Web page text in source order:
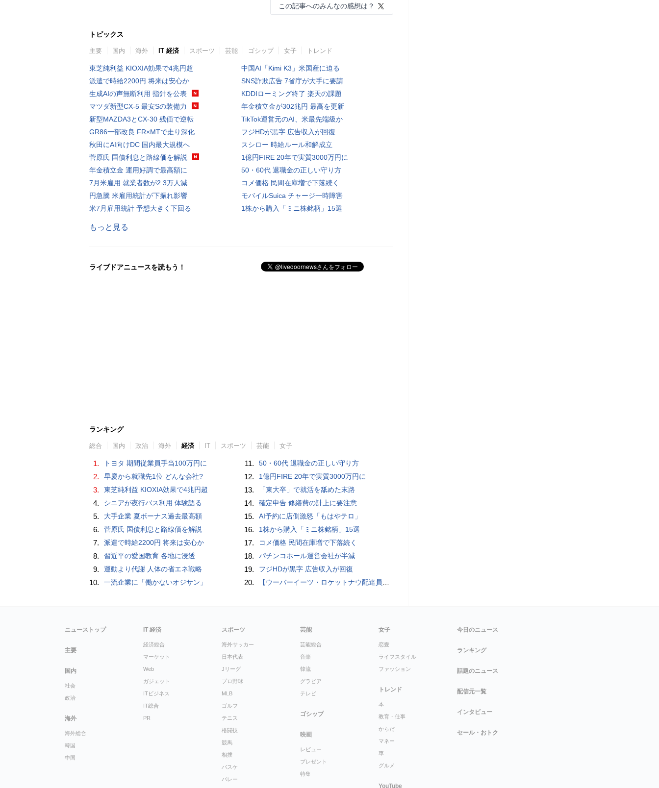
この記事へのみんなの感想は？
トピックス
主要 国内 海外 IT 経済 スポーツ 芸能 ゴシップ 女子 トレンド
東芝純利益 KIOXIA効果で4兆円超
派遣で時給2200円 将来は安心か
生成AIの声無断利用 指針を公表
マツダ新型CX-5 最安Sの装備力
新型MAZDA3とCX-30 残価で逆転
GR86一部改良 FR×MTで走り深化
秋田にAI向けDC 国内最大規模へ
菅原氏 国債利息と路線価を解説
年金積立金 運用好調で最高額に
7月米雇用 就業者数が2.3万人減
円急騰 米雇用統計が下振れ影響
米7月雇用統計 予想大きく下回る
中国AI「Kimi K3」米国産に迫る
SNS詐欺広告 7省庁が大手に要請
KDDIローミング終了 楽天の課題
年金積立金が302兆円 最高を更新
TikTok運営元のAI、米最先端級か
フジHDが黒字 広告収入が回復
スシロー 時給ルール和解成立
1億円FIRE 20年で実質3000万円に
50・60代 退職金の正しい守り方
コメ価格 民間在庫増で下落続く
モバイルSuica チャージ一時障害
1株から購入「ミニ株銘柄」15選
もっと見る
ライブドアニュースを読もう！
ランキング
総合 国内 政治 海外 経済 IT スポーツ 芸能 女子
1. トヨタ 期間従業員手当100万円に
2. 早慶から就職先1位 どんな会社?
3. 東芝純利益 KIOXIA効果で4兆円超
4. シニアが夜行バス利用 体験語る
5. 大手企業 夏ボーナス過去最高額
6. 菅原氏 国債利息と路線価を解説
7. 派遣で時給2200円 将来は安心か
8. 習近平の愛国教育 各地に浸透
9. 運動より代謝 人体の省エネ戦略
10. 一流企業に「働かないオジサン」
11. 50・60代 退職金の正しい守り方
12. 1億円FIRE 20年で実質3000万円に
13. 「東大卒」で就活を舐めた末路
14. 確定申告 修繕費の計上に要注意
15. AI予約に店側激怒「もはやテロ」
16. 1株から購入「ミニ株銘柄」15選
17. コメ価格 民間在庫増で下落続く
18. パチンコホール運営会社が半減
19. フジHDが黒字 広告収入が回復
20. 【ウーバーイーツ・ロケットナウ配達員】「追加100円はさすがに拒否」3149円のダブル案件を取った結果
ニューストップ
主要
国内
社会
政治
海外
海外総合
韓国
中国
IT 経済
経済総合
マーケット
Web
ガジェット
ITビジネス
IT総合
PR
スポーツ
海外サッカー
日本代表
Jリーグ
プロ野球
MLB
ゴルフ
テニス
格闘技
競馬
相撲
バスケ
バレー
芸能
芸能総合
音楽
韓流
グラビア
テレビ
ゴシップ
映画
レビュー
プレゼント
特集
女子
恋愛
ライフスタイル
ファッション
トレンド
本
教育・仕事
からだ
マネー
車
グルメ
YouTube
今日のニュース
ランキング
話題のニュース
配信元一覧
インタビュー
セール・おトク